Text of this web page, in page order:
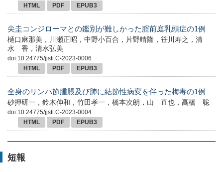
HTML
PDF EPUB3
尖圭コンジローマとの鑑別が難しかった腟前庭乳頭症の1例
樋口麻那美，川瀬正昭，中野小百合，片野晴隆，笹川寿之，清
水 香，清水弘美
doi:10.24775/jjsti.C-2023-0006
HTML
PDF EPUB3
全身のリンパ節腫脹及び肺に結節性病変を伴った梅毒の1例
砂押研一，鈴木伸和，竹田孝一，橋本次朗，山 直也，髙橋 聡
doi:10.24775/jjsti.C-2023-0004
HTML
PDF EPUB3
短報